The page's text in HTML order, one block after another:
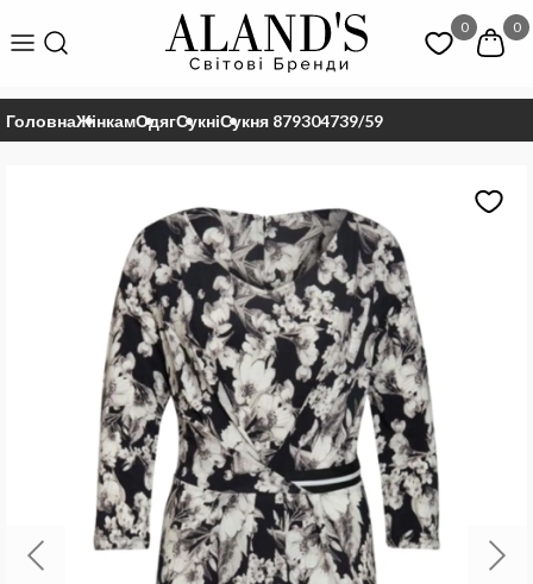
0 0
ГоловнаЖінкамОдягСукніСукня 879304739/59